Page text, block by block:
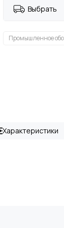
Выбрать
Промышленное
Характеристики